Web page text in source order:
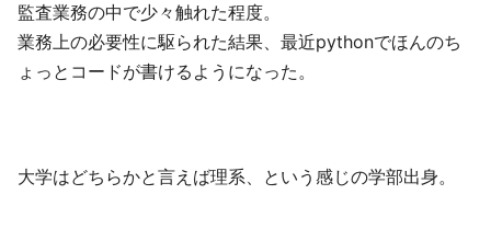
監査業務の中で少々触れた程度。
業務上の必要性に駆られた結果、最近pythonでほんのち
ょっとコードが書けるようになった。
大学はどちらかと言えば理系、という感じの学部出身。